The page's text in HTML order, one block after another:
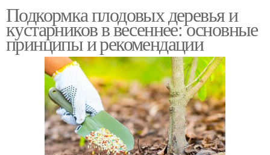
Подкормка плодовых деревья и
кустарников в весеннее: основные
принципы и рекомендации